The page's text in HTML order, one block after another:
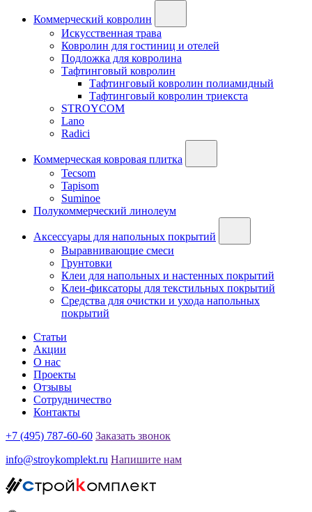
Коммерческий ковролин
Искусственная трава
Ковролин для гостиниц и отелей
Подложка для ковролина
Тафтинговый ковролин
Тафтинговый ковролин полиамидный
Тафтинговый ковролин триекста
STROYCOM
Lano
Radici
Коммерческая ковровая плитка
Tecsom
Tapisom
Suminoe
Полукоммерческий линолеум
Аксессуары для напольных покрытий
Выравнивающие смеси
Грунтовки
Клеи для напольных и настенных покрытий
Клеи-фиксаторы для текстильных покрытий
Средства для очистки и ухода напольных
покрытий
Статьи
Акции
О нас
Проекты
Отзывы
Сотрудничество
Контакты
+7 (495) 787-60-60 Заказать звонок
info@stroykomplekt.ru Напишите нам